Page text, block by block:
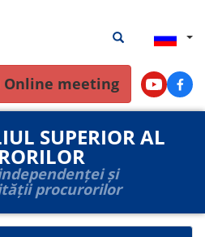
поиска
Результаты
Online meeting Youtube
SUPERIOR AL
și
procurorilor